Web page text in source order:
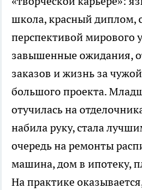
школа, красный диплом,
перспективой мирового
завышенные ожидания,
заказов и жизнь за
большого проекта.
отучилась на
набила руку, стала
очередь на ремонты
машина, дом в ипотеку,
На практике